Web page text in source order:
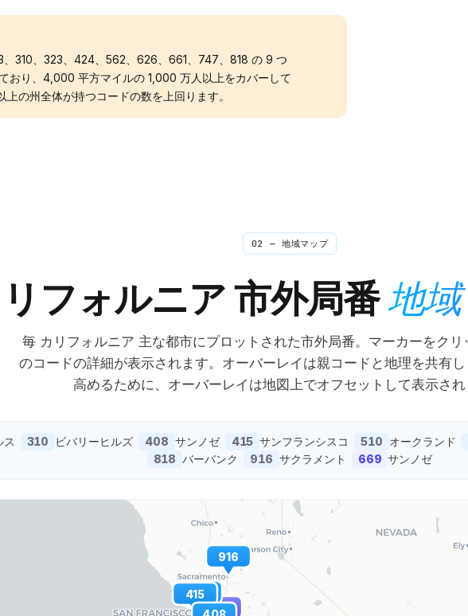
、310、323、424、562、626、661、747、818 の 9 つ
おり、4,000 平方マイルの 1,000 万人以上をカバーして
の州全体が持つコードの数を上回ります。
02 — 地域マップ
フォルニア市外局番地域
毎 カリフォルニア 主な都市にプロットされた市外局番。マーカーをクリ
のコードの詳細が表示されます。オーバーレイは親コードと地理を共有
高めるために、オーバーレイは地図上でオフセットして表示され
ス 310 ビバリーヒルズ 408 サンノゼ 415 サンフランシスコ 510 オークランド
818 バーバンク 916 サクラメント 669 サンノゼ
415
510
916
669